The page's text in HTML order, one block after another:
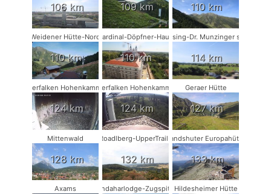
106 km 109 km 110 km
Weidener Hütte-Nord
110 km
Kardinal-Döpfner-Haus
110 km
Münsing-Dr. Munzinger sport
114 km
Wanderfalken Hohenkammer #1
124 km
Wanderfalken Hohenkammer #2
124 km
Geraer Hütte
127 km
Mittenwald
128 km
Roadlberg-UpperTrails
132 km
Landshuter Europahütte
133 km
Axams Kandaharlodge-ZugspitzeHildesheimer Hütte